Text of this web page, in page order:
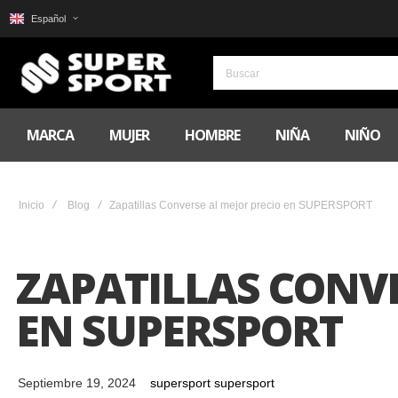
Español
MARCA MUJER HOMBRE NIÑA NIÑO
Inicio Blog Zapatillas Converse al mejor precio en SUPERSPORT
ZAPATILLAS
EN SUPERSPORT
Septiembre 19, 2024 supersport supersport